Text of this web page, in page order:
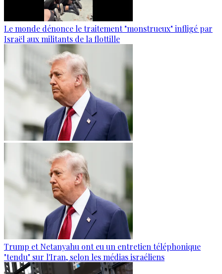
Le monde dénonce le traitement "monstrueux" infligé par
Israël aux militants de la flottille
Trump et Netanyahu ont eu un entretien téléphonique
"tendu" sur l'Iran, selon les médias israéliens